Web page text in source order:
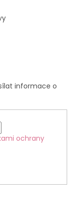
informace o
ochrany